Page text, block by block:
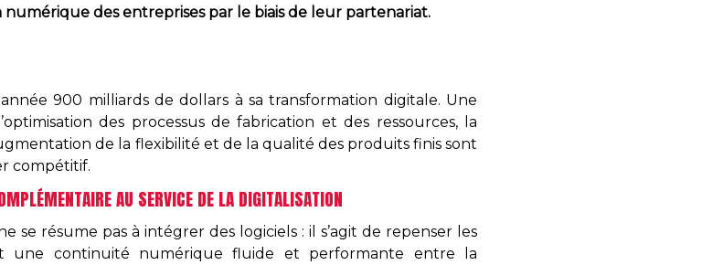
des entreprises par le biais de leur partenariat.
900 milliards de dollars à sa transformation digitale. Une
des processus de fabrication et des ressources, la
de la flexibilité et de la qualité des produits finis sont
compétitif.
AU SERVICE DE LA DIGITALISATION
résume pas à intégrer des logiciels : il s’agit de repenser les
une continuité numérique fluide et performante entre la